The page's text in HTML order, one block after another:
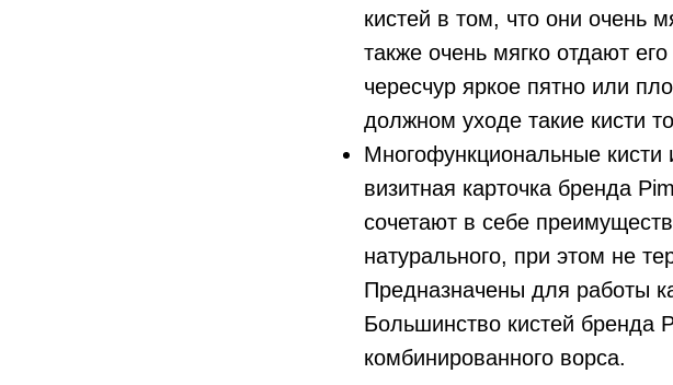
кистей в том, что они очень
также очень мягко отдают
чересчур яркое пятно или
должном уходе такие кисти
Многофункциональные кисти
визитная карточка бренда
сочетают в себе
натурального, при этом не
Предназначены для работы
Большинство кистей бренда
комбинированного ворса.